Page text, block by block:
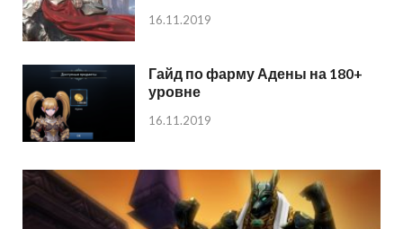
16.11.2019
Гайд по фарму Адены на 180+
уровне
16.11.2019